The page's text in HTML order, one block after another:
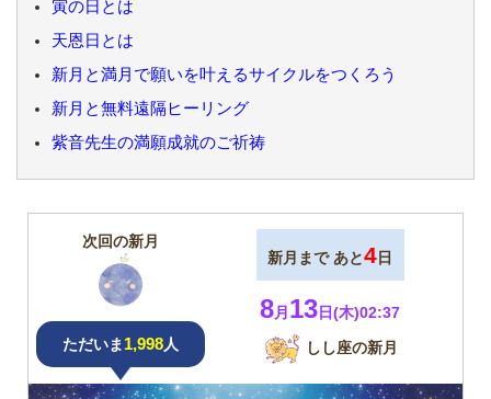
寅の日とは
天恩日とは
新月と満月で願いを叶えるサイクルをつくろう
新月と無料遠隔ヒーリング
紫音先生の満願成就のご祈祷
次回の新月
ただいま 1,998人
新月まで あと4日
8月 13日(木)02:37
しし座の新月